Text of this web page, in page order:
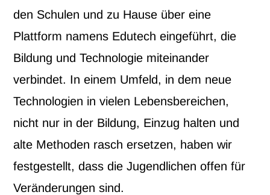
den Schulen und zu Hause über eine
Plattform namens Edutech eingeführt, die
Bildung und Technologie miteinander
verbindet. In einem Umfeld, in dem neue
Technologien in vielen Lebensbereichen,
nicht nur in der Bildung, Einzug halten und
alte Methoden rasch ersetzen, haben wir
festgestellt, dass die Jugendlichen offen für
Veränderungen sind.